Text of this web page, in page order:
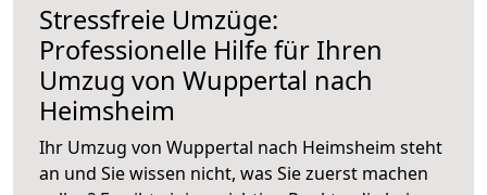
Stressfreie Umzüge:
Professionelle Hilfe für Ihren
Umzug von Wuppertal nach
Heimsheim
Ihr Umzug von Wuppertal nach Heimsheim steht
an und Sie wissen nicht, was Sie zuerst machen